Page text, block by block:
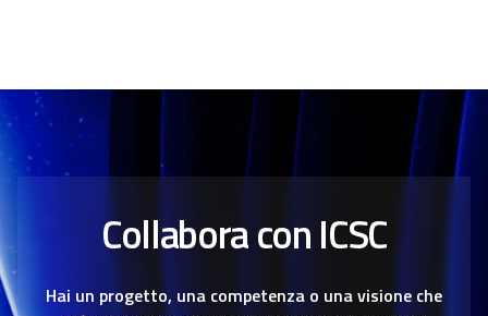
Collabora con ICSC
Hai un progetto, una competenza o una visione che